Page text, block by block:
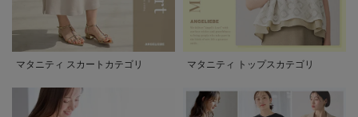
マタニティ スカートカテゴリ マタニティ トップスカテゴリ